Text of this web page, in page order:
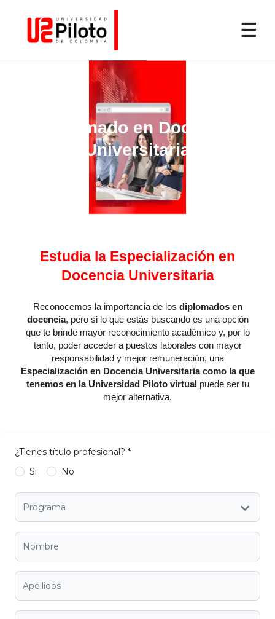
☰
Diplomado en Docencia
Universitaria
Estudia la Especialización en
Docencia Universitaria
Reconocemos la importancia de los diplomados en
docencia, pero si lo que estás buscando es una opción
que te brinde mayor reconocimiento académico y, por lo
tanto, poder acceder a puestos laborales con mayor
responsabilidad y mejor remuneración, una
Especialización en Docencia Universitaria como la que
tenemos en la Universidad Piloto virtual puede ser tu
mejor alternativa.
¿Tienes título profesional? *
Si
No
Programa